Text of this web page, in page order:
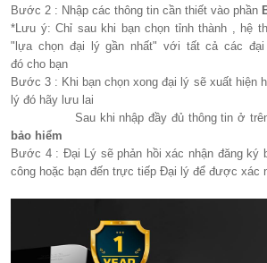
Bước 2 : Nhập các thông tin cần thiết vào phần
*Lưu ý: Chỉ sau khi bạn chọn tỉnh thành , hệ
"lựa chọn đại lý gần nhất" với tất cả các
đó cho bạn
Bước 3 : Khi bạn chọn xong đại lý sẽ xuất hiện
lý đó hãy lưu lai
Sau khi nhập đầy đủ thông tin ở trên
bảo hiểm
Bước 4 : Đại Lý sẽ phản hồi xác nhận đăng ký
công hoặc bạn đến trực tiếp Đại lý để được xác